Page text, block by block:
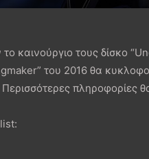
καινούργιο τους δίσκο
του 2016 θα
πληροφορίες